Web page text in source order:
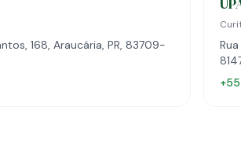
168, Araucária, PR, 83709-